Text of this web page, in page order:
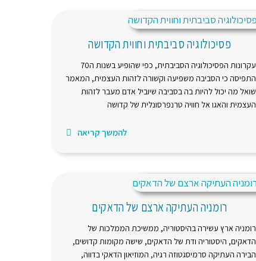
פסיכולוגיה סביבתית וחווית הקדושה
עקרונות הפסיכולוגיה הסביבתית, כפי שהופיע בשנות ה70
התפיסה כי הסביבה משפיעה וקשורה לזהות העצמית, המאמר
שואל מה יכול להיות בה בסביבה שיוביל אדם מעבר לזהות
העצמית והאגו אל חוויה טרנפרסונלית של קדושה
להמשך קריאה
רומניה העתיקה ארצם של הדאקים
רומניה ארץ עשירה בהיסטוריה, ממשיכת הממלכות של
הדאקים, היסטוריה ודת של הדאקים, שישה מקומות קדושים,
הבירה העתיקה סרמיסגטוזה רגיה, המוזיאון הדאקי בדווה,